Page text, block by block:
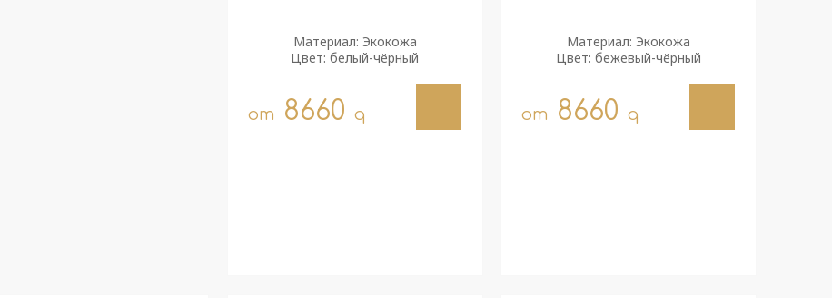
Материал: Экокожа
Цвет: белый-чёрный
от 8660 q
Материал: Экокожа
Цвет: бежевый-чёрный
от 8660q